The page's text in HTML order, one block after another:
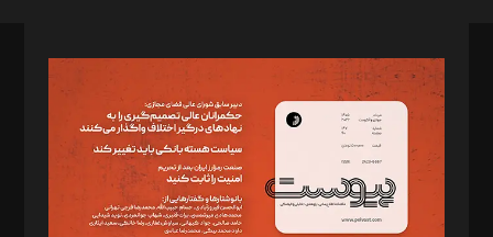
مدیر مسئول: محمدباقر اثنی‌عشری
سردبیر: مهرک محمودی
دبیر تحریریه: میثم قاسمی
د‌بیر ناداستان: سمانه سمیع
د‌بیر خدمت و تجارت: ابوالفضل رجبی
د‌بیر حقوق فناوری: حسام‌الدین ایپکچی